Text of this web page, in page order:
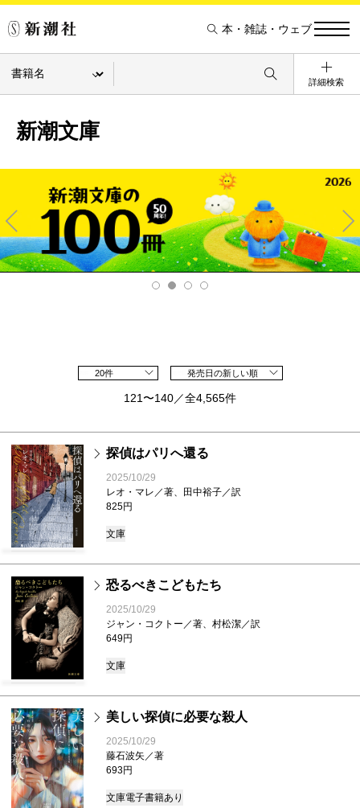
本・雑誌・ウェブ
詳細検索
新潮文庫
Pre
v
Ne
xt
20件 発売日の新しい順
121〜140／全4,565件
探偵はパリへ還る
2025/10/29
レオ・マレ／著、田中裕子／訳
825円
文庫
恐るべきこどもたち
2025/10/29
ジャン・コクトー／著、村松潔／訳
649円
文庫
美しい探偵に必要な殺人
2025/10/29
藤石波矢／著
693円
文庫電子書籍あり